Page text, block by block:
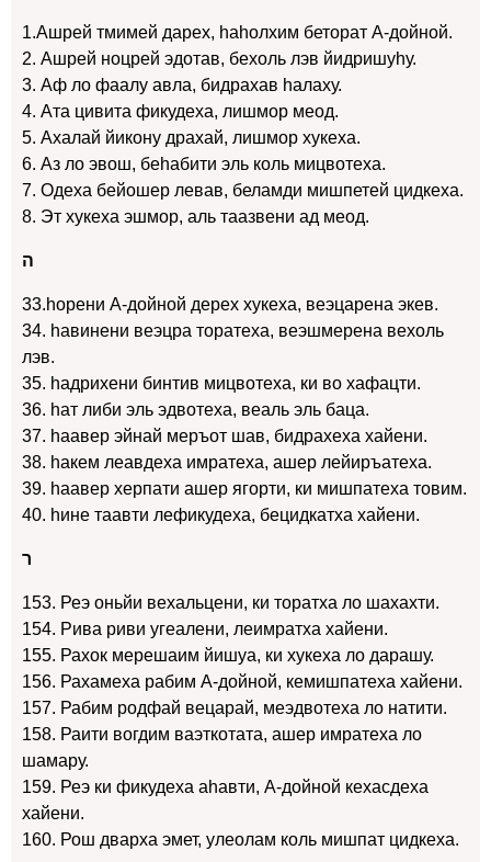
1.Ашрей тмимей дарех, hаhолхим беторат А-дойной.
2. Ашрей ноцрей эдотав, бехоль лэв йидришуhу.
3. Аф ло фаалу авла, бидрахав hалаху.
4. Ата цивита фикудеха, лишмор меод.
5. Ахалай йикону драхай, лишмор хукеха.
6. Аз ло эвош, беhабити эль коль мицвотеха.
7. Одеха бейошер левав, беламди мишпетей цидкеха.
8. Эт хукеха эшмор, аль таазвени ад меод.
ה
33.hорени А-дойной дерех хукеха, веэцарена экев.
34. hавинени веэцра торатеха, веэшмерена вехоль
лэв.
35. hадрихени бинтив мицвотеха, ки во хафацти.
36. hат либи эль эдвотеха, веаль эль баца.
37. hаавер эйнай меръот шав, бидрахеха хайени.
38. hакем леавдеха имратеха, ашер лейиръатеха.
39. hаавер херпати ашер ягорти, ки мишпатеха товим.
40. hине таавти лефикудеха, бецидкатха хайени.
ר
153. Реэ оньйи вехальцени, ки торатха ло шахахти.
154. Рива риви угеалени, леимратха хайени.
155. Рахок мерешаим йишуа, ки хукеха ло дарашу.
156. Рахамеха рабим А-дойной, кемишпатеха хайени.
157. Рабим родфай вецарай, меэдвотеха ло натити.
158. Раити вогдим ваэткотата, ашер имратеха ло
шамару.
159. Реэ ки фикудеха аhавти, А-дойной кехасдеха
хайени.
160. Рош дварха эмет, улеолам коль мишпат цидкеха.